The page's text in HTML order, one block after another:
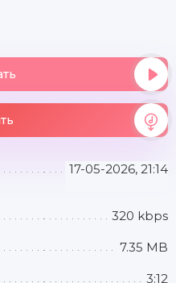
17-05-2026, 21:14
320 kbps
7.35 MB
3:12